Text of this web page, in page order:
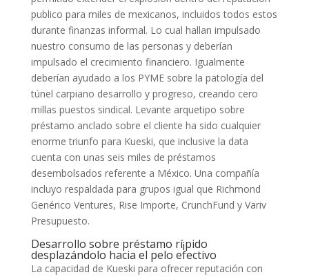
publico para miles de mexicanos, incluidos todos estos
durante finanzas informal. Lo cual hallan impulsado
nuestro consumo de las personas y deberían
impulsado el crecimiento financiero. Igualmente
deberían ayudado a los PYME sobre la patologí­a del
túnel carpiano desarrollo y progreso, creando cero
millas puestos sindical. Levante arquetipo sobre
préstamo anclado sobre el cliente ha sido cualquier
enorme triunfo para Kueski, que inclusive la data
cuenta con unas seis miles de préstamos
desembolsados ​​referente a México. Una compañía
incluyo respaldada para grupos igual que Richmond
Genérico Ventures, Rise Importe, CrunchFund y Variv
Presupuesto.
Desarrollo sobre préstamo rí¡pido
desplazándolo hacia el pelo efectivo
La capacidad de Kueski para ofrecer reputación con